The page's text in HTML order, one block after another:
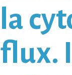
la
flux.